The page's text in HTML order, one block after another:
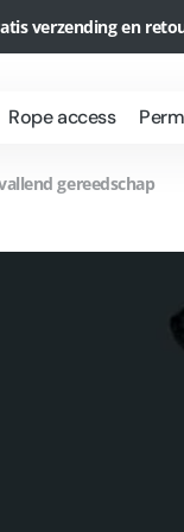
verzending en
Rope access
Rope Access
gereedschap